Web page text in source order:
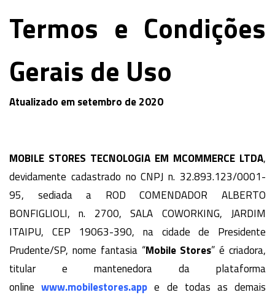
Termos e Condições
Gerais de Uso
Atualizado em setembro de 2020
MOBILE STORES TECNOLOGIA EM MCOMMERCE LTDA,
devidamente cadastrado no CNPJ n. 32.893.123/0001-
95, sediada a ROD COMENDADOR ALBERTO
BONFIGLIOLI, n. 2700, SALA COWORKING, JARDIM
ITAIPU, CEP 19063-390, na cidade de Presidente
Prudente/SP, nome fantasia “Mobile Stores” é criadora,
titular e mantenedora da plataforma
onlinewww.mobilestores.app e de todas as demais